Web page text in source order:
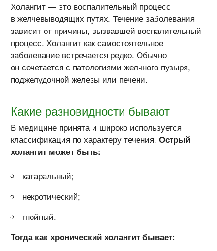
Холангит — это воспалительный процесс
в желчевыводящих путях. Течение заболевания
зависит от причины, вызвавшей воспалительный
процесс. Холангит как самостоятельное
заболевание встречается редко. Обычно
он сочетается с патологиями желчного пузыря,
поджелудочной железы или печени.
Какие разновидности бывают
В медицине принята и широко используется
классификация по характеру течения.Острый
холангит может быть:
катаральный;
некротический;
гнойный.
Тогда как хронический холангит бывает: